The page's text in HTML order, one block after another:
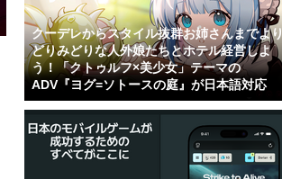
クーデレからスタイル抜群お姉さんまでより
どりみどりな人外娘たちとホテル経営しよ
う！「クトゥルフ×美少女」テーマの
ADV『ヨグ=ソトースの庭』が日本語対応